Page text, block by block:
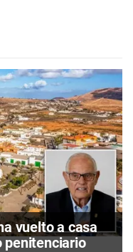
vuelto a casa
penitenciario